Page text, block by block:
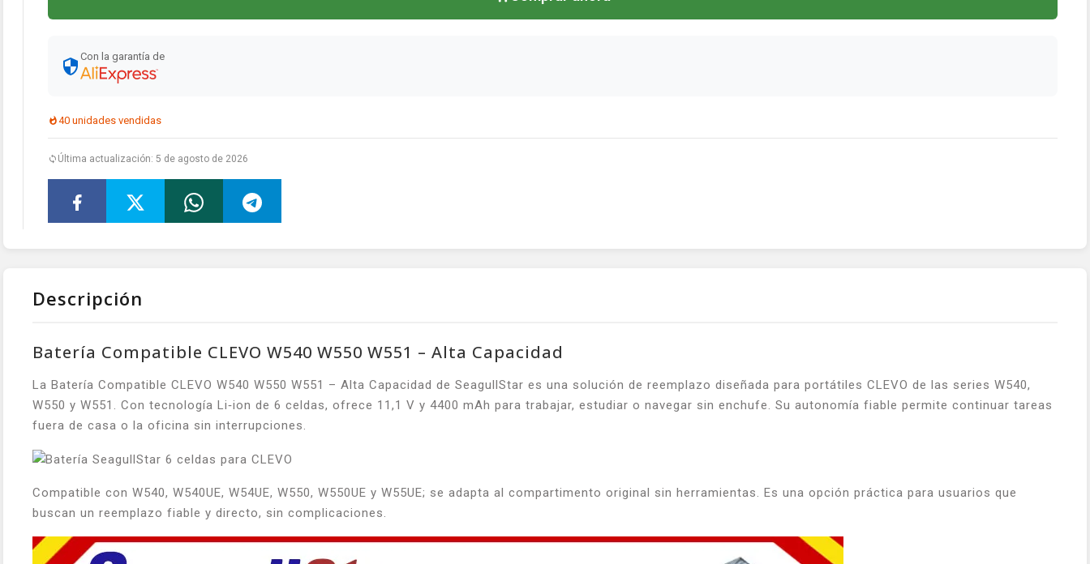
Con la garantía de
40 unidades vendidas
Última actualización: 5 de agosto de 2026
Descripción
Batería Compatible CLEVO W540 W550 W551 – Alta Capacidad
La Batería Compatible CLEVO W540 W550 W551 – Alta Capacidad de SeagullStar es una solución de reemplazo diseñada para portátiles CLEVO de las series W540,
W550 y W551. Con tecnología Li‑ion de 6 celdas, ofrece 11,1 V y 4400 mAh para trabajar, estudiar o navegar sin enchufe. Su autonomía fiable permite continuar tareas
fuera de casa o la oficina sin interrupciones.
Compatible con W540, W540UE, W54UE, W550, W550UE y W55UE; se adapta al compartimento original sin herramientas. Es una opción práctica para usuarios que
buscan un reemplazo fiable y directo, sin complicaciones.